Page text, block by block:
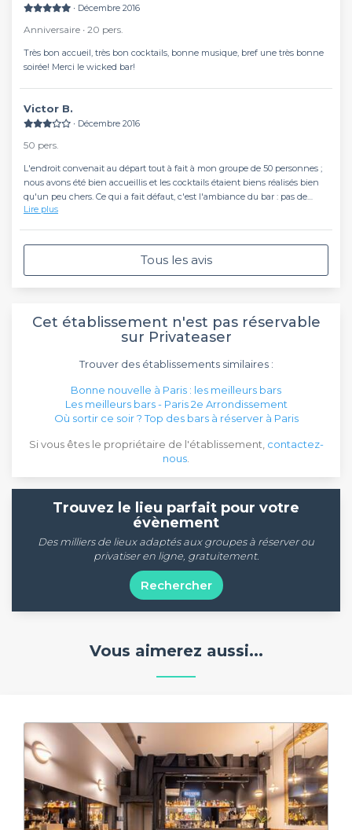
∙ Décembre 2016
Anniversaire ∙ 20 pers.
Très bon accueil, très bon cocktails, bonne musique, bref une très bonne
soirée! Merci le wicked bar!
Victor B.
∙ Décembre 2016
50 pers.
L'endroit convenait au départ tout à fait à mon groupe de 50 personnes ;
nous avons été bien accueillis et les cocktails étaient biens réalisés bien
qu'un peu chers. Ce qui a fait défaut, c'est l'ambiance du bar : pas de
show de Pole Dance pourtant annoncé ; à part notre groupe seuls à peine
pouvions pas. D'où une certaine frustration et un départ prématuré.
Lire plus
Tous les avis
Cet établissement n'est pas réservable
sur Privateaser
Trouver des établissements similaires :
Bonne nouvelle à Paris : les meilleurs bars
Les meilleurs bars - Paris 2e Arrondissement
Où sortir ce soir ? Top des bars à réserver à Paris
Si vous êtes le propriétaire de l'établissement, contactez-
nous
Trouvez le lieu parfait pour votre
évènement
Des milliers de lieux adaptés aux groupes à réserver ou
privatiser en ligne, gratuitement.
Rechercher
Vous aimerez aussi...